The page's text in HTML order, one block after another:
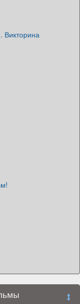
Викторина